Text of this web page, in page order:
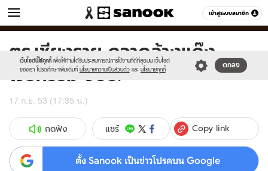
เข้าสู่ระบบสมาชิก
ข่าว หมวดอื่นๆ
เว็บไซต์นี้ใช้คุกกี้ เพื่อให้ท่านได้รับประสบการณ์การใช้งานที่ดีที่สุดบน เว็บไซต์
ของเรา โปรดศึกษาเพิ่มเติมที่ นโยบายความเป็นส่วนตัว และ นโยบายคุกกี้
ตกลง
Sanook
//s.isanook.com/sr/0/images/logo-
new-
sanook.png
600
60
ตร.เชียงราย กวาดล้างแก๊ง
โจรกรรม จยย.
17 ก.ย. 53 (17:35 น.)
กดฟัง แชร์ Copy link
ตั้ง Sanook เป็นข่าวโปรดบน Google